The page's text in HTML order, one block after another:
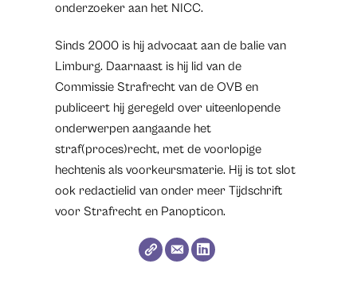
onderzoeker aan het NICC.
Sinds 2000 is hij advocaat aan de balie van
Limburg. Daarnaast is hij lid van de
Commissie Strafrecht van de OVB en
publiceert hij geregeld over uiteenlopende
onderwerpen aangaande het
straf(proces)recht, met de voorlopige
hechtenis als voorkeursmaterie. Hij is tot slot
ook redactielid van onder meer Tijdschrift
voor Strafrecht en Panopticon.